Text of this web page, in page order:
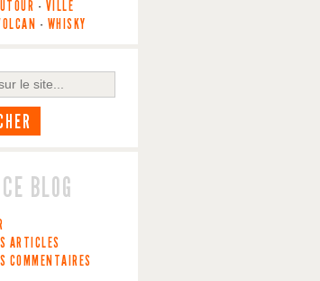
- VILLE
- WHISKY
BLOG
ARTICLES
COMMENTAIRES